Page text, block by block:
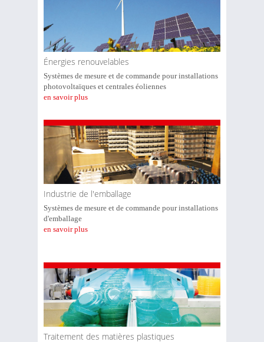
Énergies renouvelables
Systèmes de mesure et de commande pour installations
photovoltaïques et centrales éoliennes
en savoir plus
Industrie de l'emballage
Systèmes de mesure et de commande pour installations
d'emballage
en savoir plus
Traitement des matières plastiques